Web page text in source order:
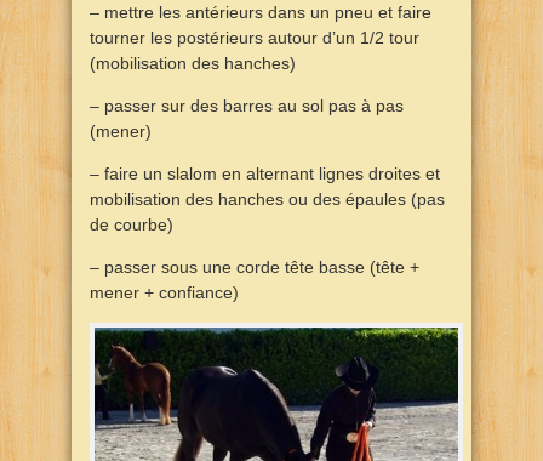
– mettre les antérieurs dans un pneu et faire
tourner les postérieurs autour d’un 1/2 tour
(mobilisation des hanches)
– passer sur des barres au sol pas à pas
(mener)
– faire un slalom en alternant lignes droites et
mobilisation des hanches ou des épaules (pas
de courbe)
– passer sous une corde tête basse (tête +
mener + confiance)